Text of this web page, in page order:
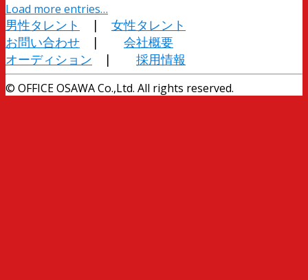
Load more entries…
男性タレント | 女性タレント
お問い合わせ | 会社概要
オーディション | 採用情報
© OFFICE OSAWA Co.,Ltd. All rights reserved.